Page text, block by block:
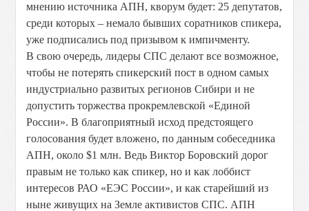
мнению источника АПН, кворум будет: 25 депутатов,
среди которых – немало бывших соратников спикера,
уже подписались под призывом к импичменту.
В свою очередь, лидеры СПС делают все возможное,
чтобы не потерять спикерский пост в одном самых
индустриально развитых регионов Сибири и не
допустить торжества прокремлевской «Единой
России». В благоприятный исход предстоящего
голосования будет вложено, по данным собеседника
АПН, около $1 млн. Ведь Виктор Боровский дорог
правым не только как спикер, но и как лоббист
интересов РАО «ЕЭС России», и как старейший из
ныне живущих на Земле активистов СПС. АПН